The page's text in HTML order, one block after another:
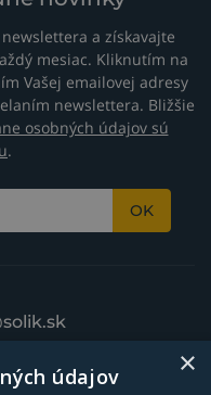
a získavajte
mesiac. Kliknutím na
Vašej emailovej adresy
newslettera. Bližšie
osobných údajov sú
.
OK
×
údajov